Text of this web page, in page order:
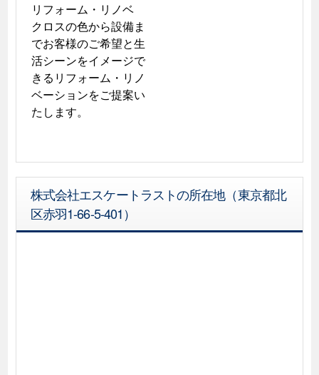
リフォーム・リノベ
クロスの色から設備ま
でお客様のご希望と生
活シーンをイメージで
きるリフォーム・リノ
ベーションをご提案い
たします。
株式会社エスケートラストの所在地（東京都北
区赤羽1-66-5-401）